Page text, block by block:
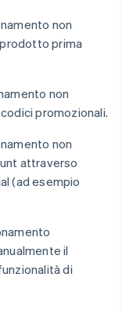
non
prima
non
promozionali.
non
attraverso
(ad esempio
il
di